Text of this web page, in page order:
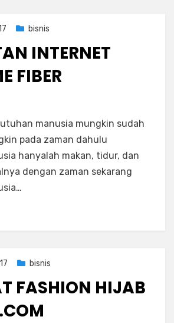
bisnis
INTERNET
FIBER
manusia mungkin sudah
pada zaman dahulu
hanyalah makan, tidur, dan
dengan zaman sekarang
bisnis
FASHION HIJAB